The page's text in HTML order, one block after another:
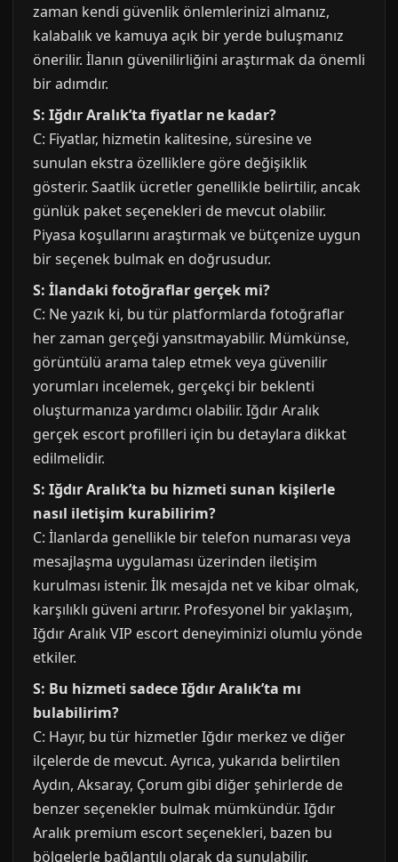
zaman kendi güvenlik önlemlerinizi almanız,
kalabalık ve kamuya açık bir yerde buluşmanız
önerilir. İlanın güvenilirliğini araştırmak da önemli
bir adımdır.
S: Iğdır Aralık’ta fiyatlar ne kadar?
C: Fiyatlar, hizmetin kalitesine, süresine ve
sunulan ekstra özelliklere göre değişiklik
gösterir. Saatlik ücretler genellikle belirtilir, ancak
günlük paket seçenekleri de mevcut olabilir.
Piyasa koşullarını araştırmak ve bütçenize uygun
bir seçenek bulmak en doğrusudur.
S: İlandaki fotoğraflar gerçek mi?
C: Ne yazık ki, bu tür platformlarda fotoğraflar
her zaman gerçeği yansıtmayabilir. Mümkünse,
görüntülü arama talep etmek veya güvenilir
yorumları incelemek, gerçekçi bir beklenti
oluşturmanıza yardımcı olabilir. Iğdır Aralık
gerçek escort profilleri için bu detaylara dikkat
edilmelidir.
S: Iğdır Aralık’ta bu hizmeti sunan kişilerle
nasıl iletişim kurabilirim?
C: İlanlarda genellikle bir telefon numarası veya
mesajlaşma uygulaması üzerinden iletişim
kurulması istenir. İlk mesajda net ve kibar olmak,
karşılıklı güveni artırır. Profesyonel bir yaklaşım,
Iğdır Aralık VIP escort deneyiminizi olumlu yönde
etkiler.
S: Bu hizmeti sadece Iğdır Aralık’ta mı
bulabilirim?
C: Hayır, bu tür hizmetler Iğdır merkez ve diğer
ilçelerde de mevcut. Ayrıca, yukarıda belirtilen
Aydın, Aksaray, Çorum gibi diğer şehirlerde de
benzer seçenekler bulmak mümkündür. Iğdır
Aralık premium escort seçenekleri, bazen bu
bölgelerle bağlantılı olarak da sunulabilir.